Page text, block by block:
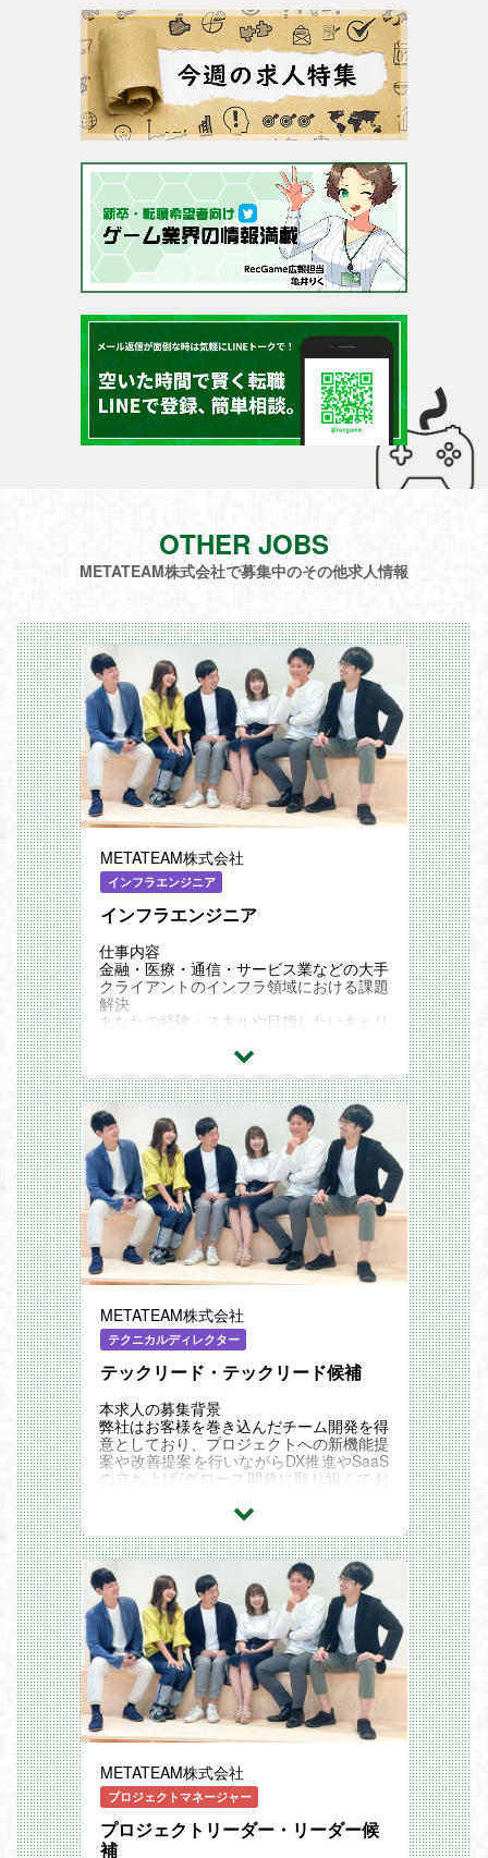
OTHER JOBS
METATEAM株式会社で募集中のその他求人情報
METATEAM株式会社
インフラエンジニア
インフラエンジニア
仕事内容
金融・医療・通信・サービス業などの大手
クライアントのインフラ領域における課題
解決
あなたの経験・スキルや目指したいキャリ
ェクトをお任せします。
＜プロジェクト例＞
・社内システムのサーバー設計構築、運用
保守
・Active Directoryサーバーの設計構築や
運用保守
・グループウェア、メールシステムの運用
保守
・サーバーセキュリティ対策
・AWSへの移行プロジェクト
・VMware基盤構築プロジェクト
■希望に合わせたキャリアが積める！
入社後のキャリア形成に対する取り組みと
して、下記テーマで取り組んでいます。
構築
・インフラマネージャーの育成勉強会
・資格取得に向けた顧客提供価値の向上、
セルフブランディング強化
・社内 AWS学習環境の改善
■AWS資格取得を全面バックアップ
AWS資格取得を会社として全面バックア
ップします。
AWS未経験で入社3か月後に下記資格を全
て取得したメンバーもいます！！
シエイト&プロフェッショナル
・AWS デベロッパー アソシエイト
・AWS SysOps アドミニストレーター ア
ソシエイト
■やりたいを尊重する社風
上流やりたい、クラウドやりたい、フルス
タックエンジニアになりたい。
エンジニアの成長がモットーの当社ではこ
れら全て実現可能です。
------------------------
【その他取り組み】
◎全社総会
隔月で開催される全社イベント。
懇親会もあり、部門をまたいだコミュニケ
◎月1回以上の上司との1on1
上司から効果的なFBをもらうことで学習
サイクルを回すことができます。
悩みや仕事の相談もできる場です！
METATEAM株式会社
テクニカルディレクター
テックリード・テックリード候補
本求人の募集背景
弊社はお客様を巻き込んだチーム開発を得
意としており、プロジェクトへの新機能提
案や改善提案を行いながらDX推進やSaaS
の立ち上げ/グロース開発に取り組んでお
DXチーム開発のリーディングカンパニー
となるべく、2026年に売上100億円企業を
目指し、現在、重要な成長ステージに突入
しています。
今回は、テックリードとしてPJの上流工
程からグロースまで、お客様と一丸となっ
てプロジェクトを推進いただける方を募集
しております！
お任せしたい業務
■要望ヒアリングからアーキテクト設計、
初期構築、開発、運用保守
■スクラム開発を用いたアジャイル開発推
進
■チームメンバーに対して開発サポートを
■システム面での課題やプロジェクト課題
に対し最適な解決方法の提案
■急拡大をする部門の組織づくり、マネジ
メントコンサルシフトの社内支援
■若手エンジニアの育成・教育
METATEAM株式会社
プロジェクトマネージャー
プロジェクトリーダー・リーダー候
補